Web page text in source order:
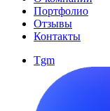
Портфолио
Отзывы
Контакты
Tgm